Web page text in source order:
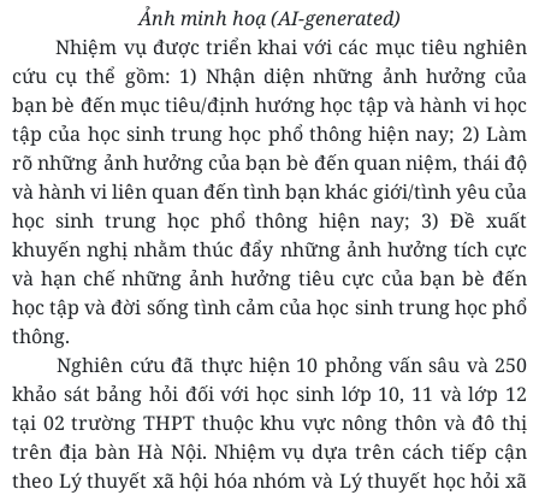
Ảnh minh hoạ (AI-generated)
Nhiệm vụ được triển khai với các mục tiêu nghiên
cứu cụ thể gồm: 1) Nhận diện những ảnh hưởng của
bạn bè đến mục tiêu/định hướng học tập và hành vi học
tập của học sinh trung học phổ thông hiện nay; 2) Làm
rõ những ảnh hưởng của bạn bè đến quan niệm, thái độ
và hành vi liên quan đến tình bạn khác giới/tình yêu của
học sinh trung học phổ thông hiện nay; 3) Đề xuất
khuyến nghị nhằm thúc đẩy những ảnh hưởng tích cực
và hạn chế những ảnh hưởng tiêu cực của bạn bè đến
học tập và đời sống tình cảm của học sinh trung học phổ
thông.
Nghiên cứu đã thực hiện 10 phỏng vấn sâu và 250
khảo sát bảng hỏi đối với học sinh lớp 10, 11 và lớp 12
tại 02 trường THPT thuộc khu vực nông thôn và đô thị
trên địa bàn Hà Nội. Nhiệm vụ dựa trên cách tiếp cận
theo Lý thuyết xã hội hóa nhóm và Lý thuyết học hỏi xã